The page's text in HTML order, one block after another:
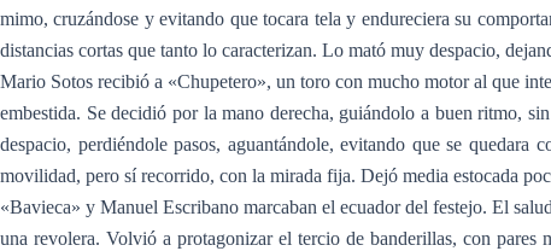
mimo, cruzándose y evitando que tocara tela y endureciera su
distancias cortas que tanto lo caracterizan. Lo mató muy despacio,
Mario Sotos recibió a «Chupetero», un toro con mucho motor al que
embestida. Se decidió por la mano derecha, guiándolo a buen ritmo,
despacio, perdiéndole pasos, aguantándole, evitando que se
movilidad, pero sí recorrido, con la mirada fija. Dejó media estocada
«Bavieca» y Manuel Escribano marcaban el ecuador del festejo. El
una revolera. Volvió a protagonizar el tercio de banderillas, con pares